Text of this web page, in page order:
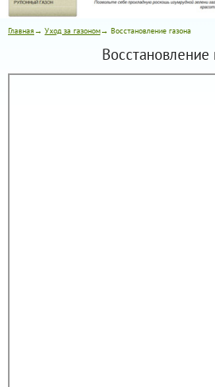
Главная → Уход за газоном→ Восстановление газона
Восстановление